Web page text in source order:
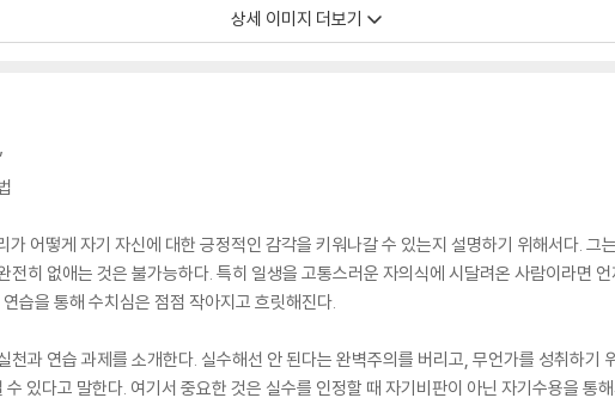
상세 이미지 더보기
가 어떻게 자기 자신에 대한 긍정적인 감각을 키워나갈 수 있는지 설명하기 위해서다.
전히 없애는 것은 불가능하다. 특히 일생을 고통스러운 자의식에 시달려온 사람이라면
습을 통해 수치심은 점점 작아지고 흐릿해진다.
천과 연습 과제를 소개한다. 실수해선 안 된다는 완벽주의를 버리고, 무언가를 성취하기
있다고 말한다. 여기서 중요한 것은 실수를 인정할 때 자기비판이 아닌 자기수용을 통